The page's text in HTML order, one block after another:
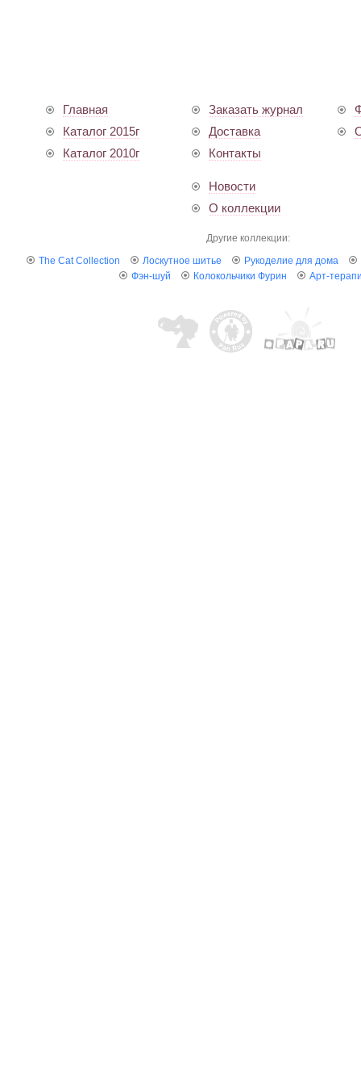
Главная
Каталог 2015г
Каталог 2010г
Заказать журнал
Доставка
Контакты
Новости
О коллекции
Другие коллекции:
The Cat Collection
Лоскутное шитье
Рукоделие для дома
Фэн-шуй
Колокольчики Фурин Арт-